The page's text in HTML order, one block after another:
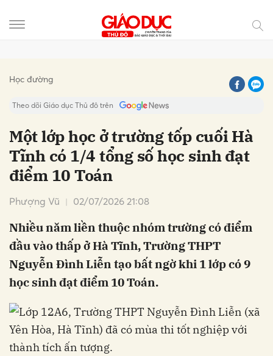
Học đường
Theo dõi Giáo dục Thủ đô trên
Một lớp học ở trường tốp cuối Hà
Tĩnh có 1/4 tổng số học sinh đạt
điểm 10 Toán
Phượng Vũ 02/07/2026 21:08
Nhiều năm liền thuộc nhóm trường có điểm
đầu vào thấp ở Hà Tĩnh, Trường THPT
Nguyễn Đình Liễn tạo bất ngờ khi 1 lớp có 9
học sinh đạt điểm 10 Toán.
Hủy Gửi